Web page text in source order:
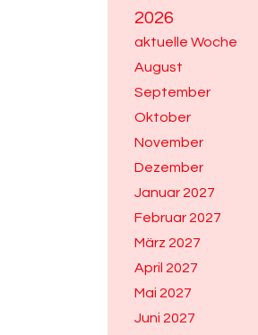
2026
aktuelle Woche
August
September
Oktober
November
Dezember
Januar 2027
Februar 2027
März 2027
April 2027
Mai 2027
Juni 2027